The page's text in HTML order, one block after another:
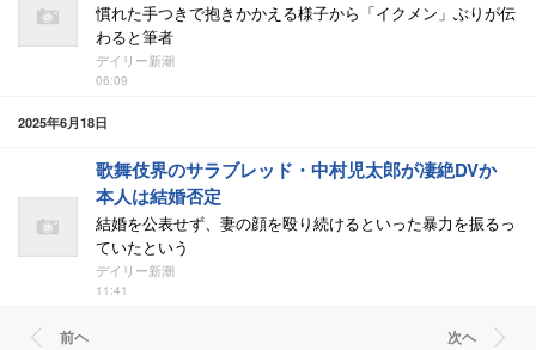
慣れた手つきで抱きかかえる様子から「イクメン」ぶりが伝
わると筆者
デイリー新潮
06:09
2025年6月18日
歌舞伎界のサラブレッド・中村児太郎が凄絶DVか
本人は結婚否定
結婚を公表せず、妻の顔を殴り続けるといった暴力を振るっ
ていたという
デイリー新潮
11:41
前ヘ 次ヘ